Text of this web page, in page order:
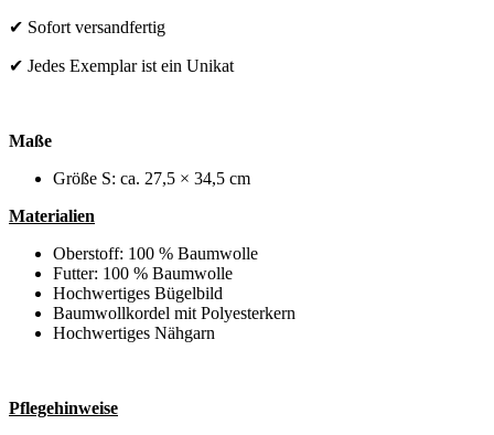
✔ Sofort versandfertig
✔ Jedes Exemplar ist ein Unikat
Maße
Größe S: ca. 27,5 × 34,5 cm
Materialien
Oberstoff: 100 % Baumwolle
Futter: 100 % Baumwolle
Hochwertiges Bügelbild
Baumwollkordel mit Polyesterkern
Hochwertiges Nähgarn
Pflegehinweise